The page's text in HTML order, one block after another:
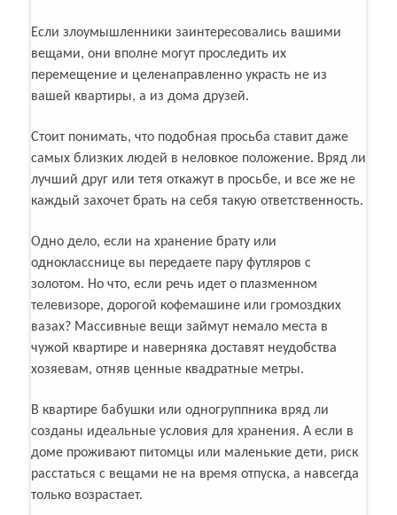
Если злоумышленники заинтересовались вашими
вещами, они вполне могут проследить их
перемещение и целенаправленно украсть не из
вашей квартиры, а из дома друзей.
Стоит понимать, что подобная просьба ставит даже
самых близких людей в неловкое положение. Вряд ли
лучший друг или тетя откажут в просьбе, и все же не
каждый захочет брать на себя такую ответственность.
Одно дело, если на хранение брату или
однокласснице вы передаете пару футляров с
золотом. Но что, если речь идет о плазменном
телевизоре, дорогой кофемашине или громоздких
вазах? Массивные вещи займут немало места в
чужой квартире и наверняка доставят неудобства
хозяевам, отняв ценные квадратные метры.
В квартире бабушки или одногруппника вряд ли
созданы идеальные условия для хранения. А если в
доме проживают питомцы или маленькие дети, риск
расстаться с вещами не на время отпуска, а навсегда
только возрастает.